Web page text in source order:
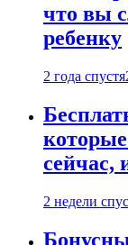
что вы
ребенку
2 года спустя
сейчас,
2 недели